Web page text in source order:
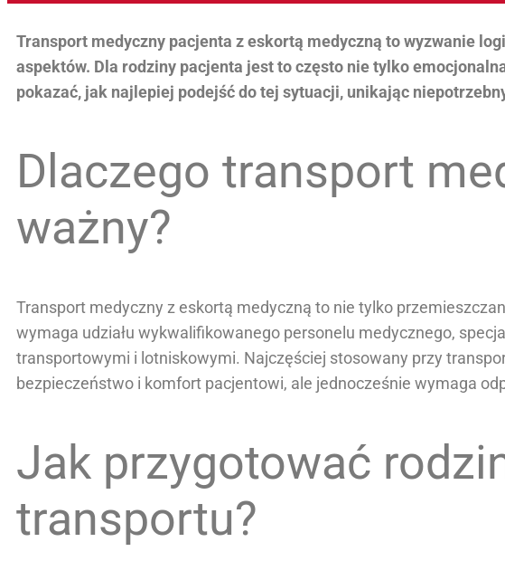
Transport medyczny pacjenta z eskortą medyczną to wyzwanie
aspektów. Dla rodziny pacjenta jest to często nie tylko
pokazać, jak najlepiej podejść do tej sytuacji, unikając
Dlaczego transport
ważny?
Transport medyczny z eskortą medyczną to nie tylko
wymaga udziału wykwalifikowanego personelu medycznego,
transportowymi i lotniskowymi. Najczęściej stosowany przy
bezpieczeństwo i komfort pacjentowi, ale jednocześnie wymaga
Jak przygotować
transportu?